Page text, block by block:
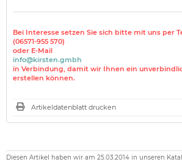
Bei Interesse setzen Sie sich bitte mit uns per
(06571-955 570)
oder E-Mail
info@kirsten.gmbh
in Verbindung, damit wir Ihnen ein
erstellen können.
Artikeldatenblatt drucken
Diesen Artikel haben wir am 25.03.2014 in unseren